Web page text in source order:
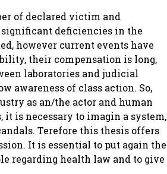
of declared victim and
significant deficiencies in the
however current events have
their compensation is long,
laboratories and judicial
awareness of class action. So,
as an/the actor and human
is necessary to imagin a system,
Terefore this thesis offers
It is essential to put again the
regarding health law and to give